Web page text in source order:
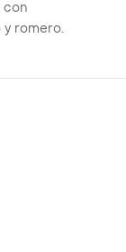
con
romero.